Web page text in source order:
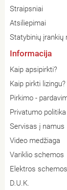
Straipsniai
Atsiliepimai
Statybinių įrankių
Informacija
Kaip apsipirkti?
Kaip pirkti lizingu?
Pirkimo -
Privatumo politika
Servisas į namus
Video medžiaga
Variklio schemos
Elektros schemos
D.U.K.